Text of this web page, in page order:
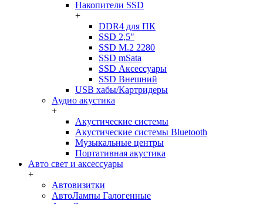
Накопители SSD
+
DDR4 для ПК
SSD 2,5"
SSD M.2 2280
SSD mSata
SSD Аксессуары
SSD Внешний
USB хабы/Картридеры
Аудио акустика
+
Акустические системы
Акустические системы Bluetooth
Музыкальные центры
Портативная акустика
Авто свет и аксессуары
+
Автовизитки
АвтоЛампы Галогенные